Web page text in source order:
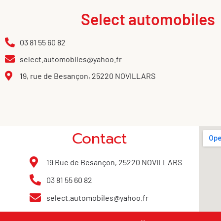
Select automobiles
03 81 55 60 82
select.automobiles@yahoo.fr
19, rue de Besançon, 25220 NOVILLARS
Contact
19 Rue de Besançon, 25220 NOVILLARS
03 81 55 60 82
select.automobiles@yahoo.fr